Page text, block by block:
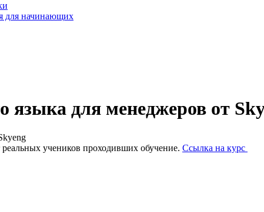
для начинающих
языка для менеджеров от
учеников проходивших обучение. Ссылка на курс